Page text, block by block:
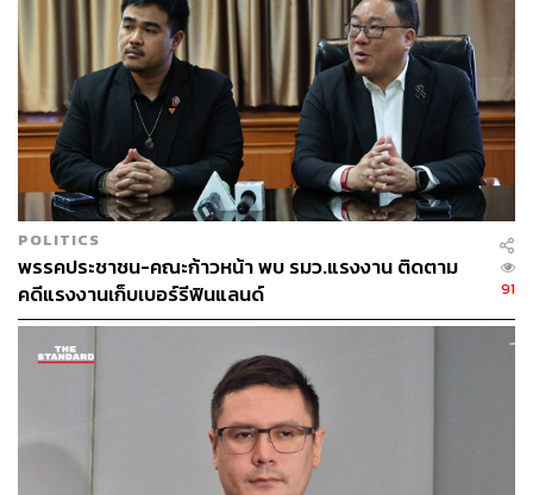
อ่านเพิ่มเติม:‘กา’ แบบไหนไม่ให้เป็น บัตรเสีย
ภาพประกอบ: กันยกร กาญจนวิไล
POLITICS
พรรคประชาชน-คณะก้าวหน้า พบ รมว.แรงงาน ติดตาม
คดีแรงงานเก็บเบอร์รีฟินแลนด์
91